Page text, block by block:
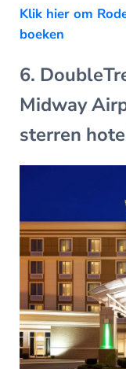
Klik hier om
boeken
6.
Midway
sterren